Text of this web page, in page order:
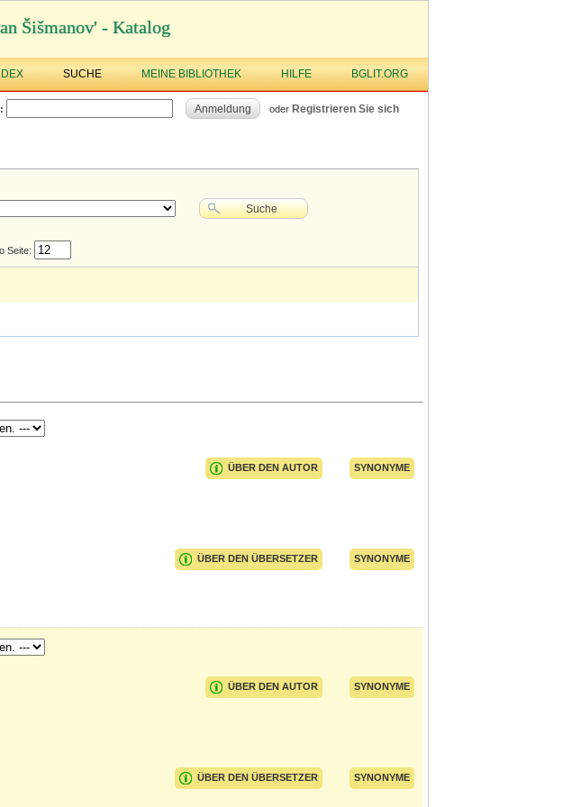
Šišmanov' - Katalog
SUCHE MEINE BIBLIOTHEK HILFE BGLIT.ORG
Anmeldung oder Registrieren Sie sich
Suche
Seite:
SYNONYME
ÜBER DEN AUTOR
SYNONYME
ÜBER DEN ÜBERSETZER
SYNONYME
ÜBER DEN AUTOR
SYNONYME
ÜBER DEN ÜBERSETZER